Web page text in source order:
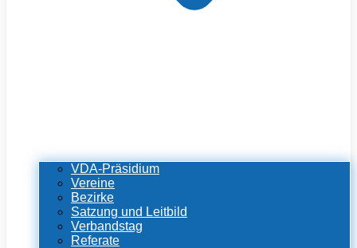
VDA-Präsidium
Vereine
Bezirke
Satzung und Leitbild
Verbandstag
Referate